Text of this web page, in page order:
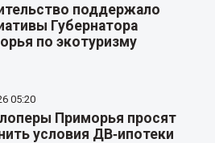
поддержало
Губернатора
по экотуризму
05:20
Приморья просят
условия ДВ‑ипотеки